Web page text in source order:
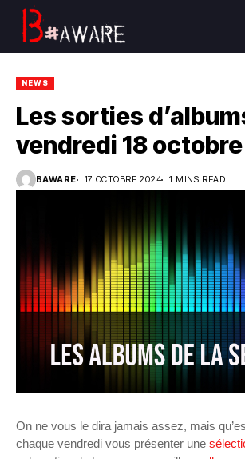
NEWS
Les sorties
vendredi 18
BAWARE 17 OCTOBRE 2024 1 MINS READ
On ne vous le dira jamais assez, mais
chaque vendredi vous présenter une